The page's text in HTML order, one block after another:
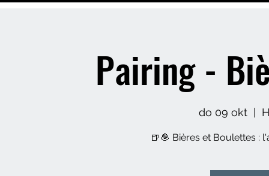
Pairing -
do 09 okt
🍺🧆 Bières et Boulettes :